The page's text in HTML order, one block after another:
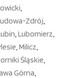
,
Zdrój,
,Lubomierz,
,Milicz,
Śląskie,
Górna,